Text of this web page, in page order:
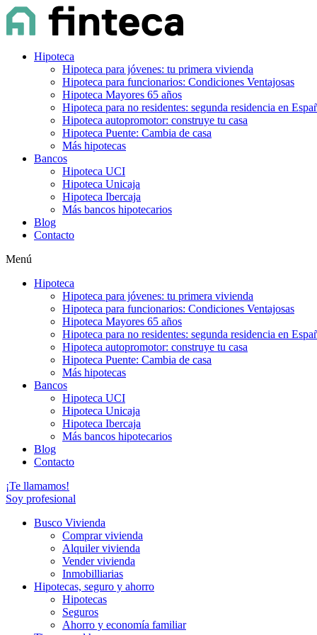
Hipoteca
Hipoteca para jóvenes: tu primera vivienda
Hipoteca para funcionarios: Condiciones Ventajosas
Hipoteca Mayores 65 años
Hipoteca para no residentes: segunda residencia en
Hipoteca autopromotor: construye tu casa
Hipoteca Puente: Cambia de casa
Más hipotecas
Bancos
Hipoteca UCI
Hipoteca Unicaja
Hipoteca Ibercaja
Más bancos hipotecarios
Blog
Contacto
Menú
Hipoteca
Hipoteca para jóvenes: tu primera vivienda
Hipoteca para funcionarios: Condiciones Ventajosas
Hipoteca Mayores 65 años
Hipoteca para no residentes: segunda residencia en
Hipoteca autopromotor: construye tu casa
Hipoteca Puente: Cambia de casa
Más hipotecas
Bancos
Hipoteca UCI
Hipoteca Unicaja
Hipoteca Ibercaja
Más bancos hipotecarios
Blog
Contacto
¡Te llamamos!
Soy profesional
Busco Vivienda
Comprar vivienda
Alquiler vivienda
Vender vivienda
Inmobilliarias
Hipotecas, seguro y ahorro
Hipotecas
Seguros
Ahorro y economía familiar